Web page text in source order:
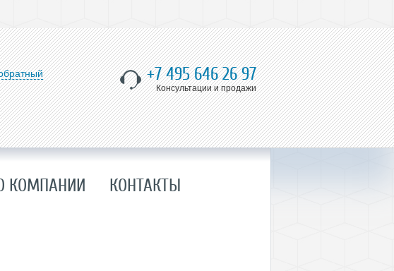
+7 495 646 26 97
Консультации и продажи
КОМПАНИИ КОНТАКТЫ